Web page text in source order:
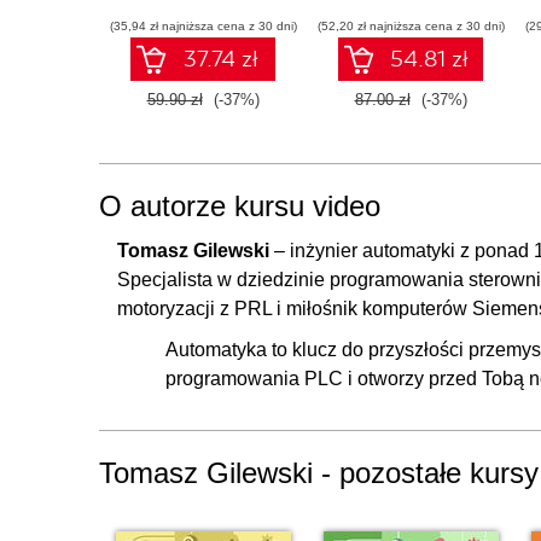
(35,94 zł najniższa cena z 30 dni)
37.74 zł
59.90 zł (-37%)
(52,20 zł najniższa cena z 30 dni)
54.81 zł
87.00 zł (-37%)
O autorze kursu video
Tomasz Gilewski – inżynier automatyki z ponad
Specjalista w dziedzinie programowania
motoryzacji z PRL i miłośnik komputerów
Automatyka to klucz do przyszłości
programowania PLC i otworzy przed Tobą
Tomasz Gilewski - pozostałe kursy